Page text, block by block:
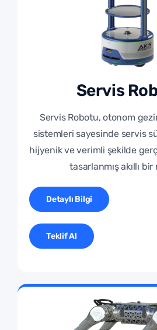
Servis
Servis Robotu, otonom
sistemleri sayesinde servis
hijyenik ve verimli şekilde
tasarlanmış akıllı
Detaylı Bilgi
Teklif Al